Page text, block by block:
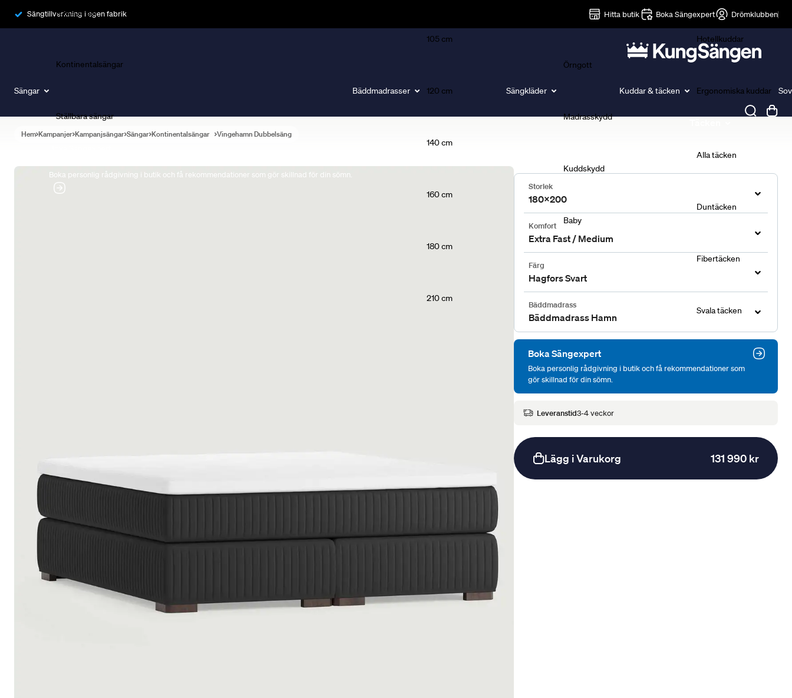
Sängtillverkning i egen fabrik Hitta butik Boka Sängexpert Drömklubben
Sängar
Ramsängar
Kontinentalsängar
Ställbara sängar
Boka personlig rådgivning i butik och få rekommendationer som gör skillnad för din sömn.
Bäddmadrasser
105 cm
120 cm
140 cm
160 cm
180 cm
210 cm
Sängkläder
Örngott
Madrasskydd
Kuddskydd
Baby
Kuddar & täcken
Hotellkuddar
Ergonomiska kuddar
Alla täcken
Duntäcken
Fibertäcken
Svala täcken
Hem Kampanjer Kampanjsängar Sängar Kontinentalsängar Vingehamn Dubbelsäng
Storlek
180x200
Komfort
Extra Fast / Medium
Färg
Hagfors Svart
Bäddmadrass
Bäddmadrass Hamn
Boka Sängexpert
Boka personlig rådgivning i butik och få rekommendationer som
gör skillnad för din sömn.
Leveranstid3-4 veckor
Lägg i Varukorg 131 990 kr